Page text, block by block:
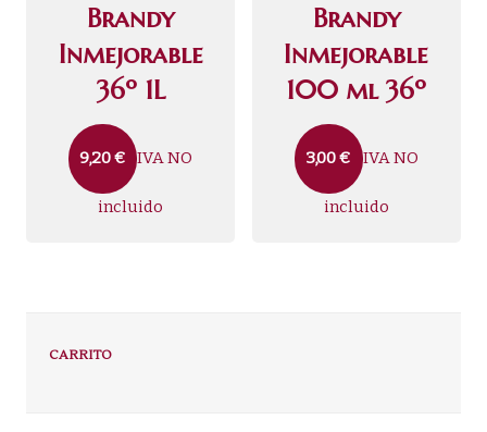
Brandy
Inmejorable
36º 1L
9,20€ IVA NO
incluido
Brandy
Inmejorable
100 ml 36º
3,00€ IVA NO
incluido
CARRITO